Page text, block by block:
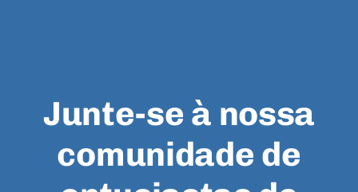
Junte-se à nossa
comunidade de